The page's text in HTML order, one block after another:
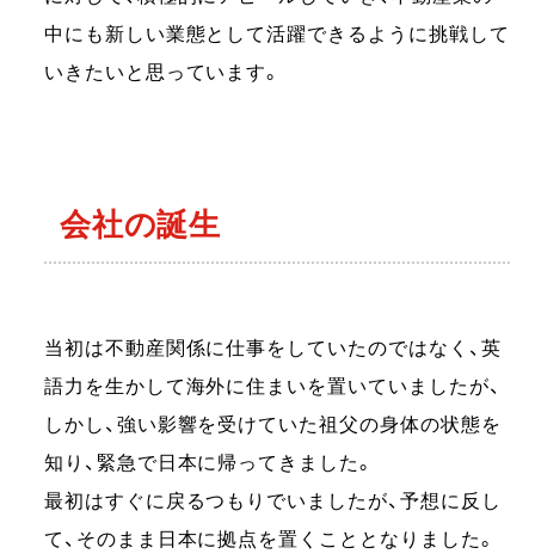
中にも新しい業態として活躍できるように挑戦して
いきたいと思っています。
会社の誕生
当初は不動産関係に仕事をしていたのではなく、英
語力を生かして海外に住まいを置いていましたが、
しかし、強い影響を受けていた祖父の身体の状態を
知り、緊急で日本に帰ってきました。
最初はすぐに戻るつもりでいましたが、予想に反し
て、そのまま日本に拠点を置くこととなりました。